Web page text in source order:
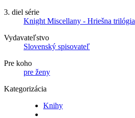
3. diel série
Knight Miscellany - Hriešna trilógia
Vydavateľstvo
Slovenský spisovateľ
Pre koho
pre ženy
Kategorizácia
Knihy